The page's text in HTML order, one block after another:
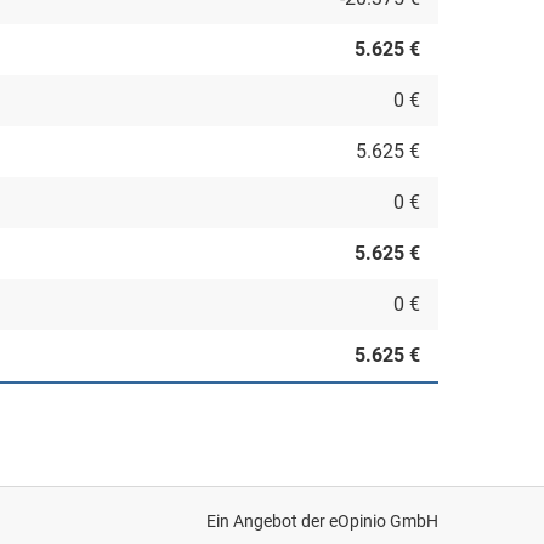
5.625 €
0 €
5.625 €
0 €
5.625 €
0 €
5.625 €
Ein Angebot dereOpinio GmbH